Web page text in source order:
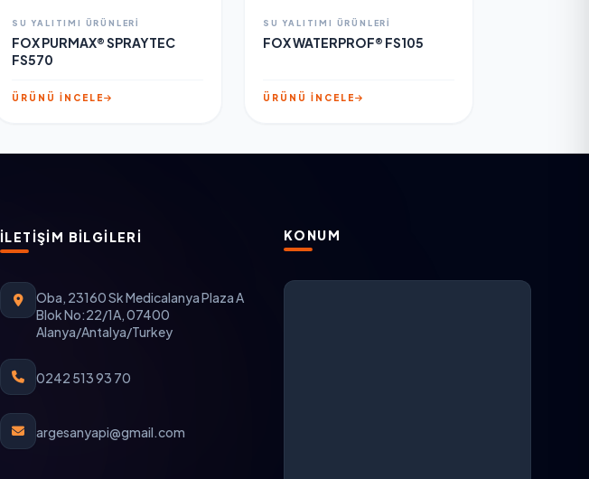
SU YALITIMI ÜRÜNLERI
FOX PURMAX® SPRAYTEC
FS570
ÜRÜNÜ İNCELE
SU YALITIMI ÜRÜNLERI
FOX WATERPROF® FS105
ÜRÜNÜ İNCELE
İLETIŞIM BILGILERI
Oba, 23160 Sk Medicalanya Plaza A
Blok No:22/1A, 07400
Alanya/Antalya/Turkey
0242 513 93 70
argesanyapi@gmail.com
KONUM